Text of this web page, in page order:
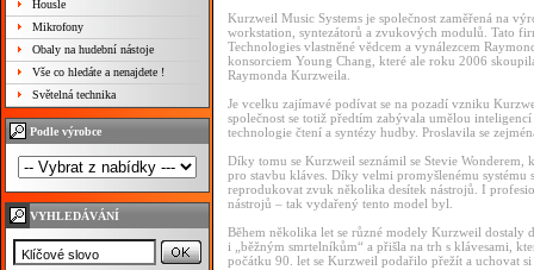
Housle
Mikrofony
Obaly na hudební nástoje
Vše co hledáte a nenajdete !
Světelná technika
Podle výrobce
VYHLEDÁVÁNÍ
Kurzweil Music Systems je společnost zaměřená na
workstation, syntezátorů a zvukových modulů. Tato
Technologies vlastněné vědcem a vynálezcem
konsorciem Young Chang, které ale roku 2006
Raymonda Kurzweila.
Je vcelku zajímavé podívat se na pozadí vzniku
společnost se totiž předtím zabývala umělou
technologie čtení a syntézy hudby. Proslavila se
Díky tomu se Kurzweil seznámil se Stevie
pro stavbu kláves. Díky velmi promyšlenému
reprodukovat zvuk několika desítek nástrojů. I
nástrojů – tak vydařený tento model byl.
Během několika let se různé modely Kurzweil
i „běžným smrtelníkům“ a přišla na trh s klávesami,
počátku 90. let se Kurzweil podařilo přežít a uchovat